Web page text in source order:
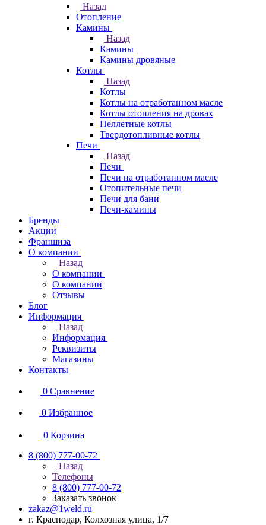
Назад
Отопление
Камины
Назад
Камины
Камины дровяные
Котлы
Назад
Котлы
Котлы на отработанном масле
Котлы отопления на дровах
Пеллетные котлы
Твердотопливные котлы
Печи
Назад
Печи
Печи на отработанном масле
Отопительные печи
Печи для бани
Печи-камины
Бренды
Акции
Франшиза
О компании
Назад
О компании
О компании
Отзывы
Блог
Информация
Назад
Информация
Реквизиты
Магазины
Контакты
0 Сравнение
0 Избранное
0 Корзина
8 (800) 777-00-72
Назад
Телефоны
8 (800) 777-00-72
Заказать звонок
zakaz@1weld.ru
г. Краснодар, Колхозная улица, 1/7